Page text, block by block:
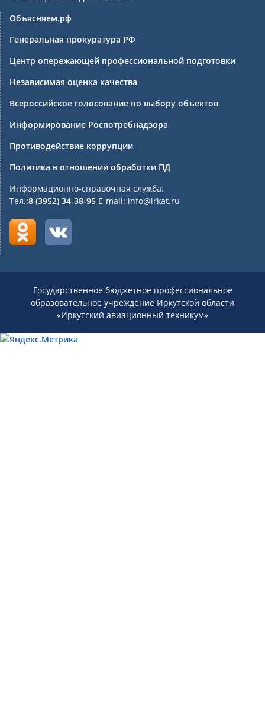
Объясняем.рф
Генеральная прокуратура РФ
Центр опережающей профессиональной подготовки
Независимая оценка качества
Всероссийское голосование по выбору объектов
Информирование Роспотребнадзора
Противодействие коррупции
Политика в отношении обработки ПД
Информационно-справочная служба:
Тел.:8 (3952) 34-38-95 E-mail: info@irkat.ru
Государственное бюджетное профессиональное
образовательное учреждение Иркутской области
«Иркутский авиационный техникум»